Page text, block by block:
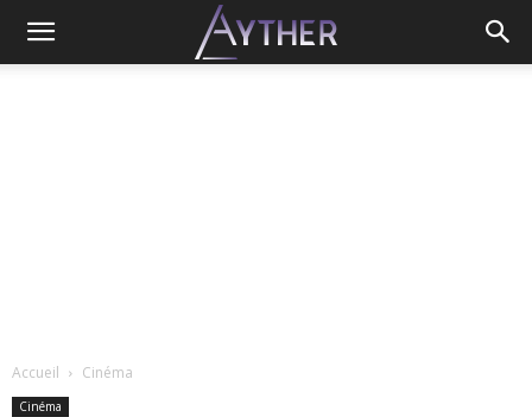
Accueil Cinéma
Cinéma